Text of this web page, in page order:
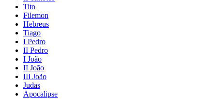
Tito
Filemon
Hebreus
Tiago
I Pedro
II Pedro
I João
II João
III João
Judas
Apocalipse